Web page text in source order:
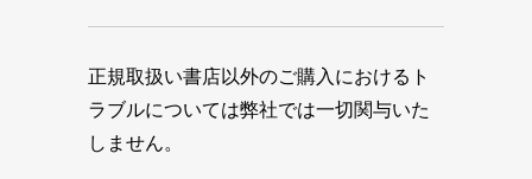
正規取扱い書店以外のご購入におけるト
ラブルについては弊社では一切関与いた
しません。